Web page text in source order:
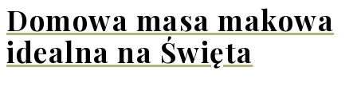
Domowa masa makowa
idealna na Święta